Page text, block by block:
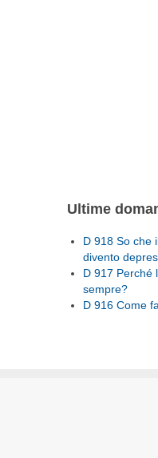
Ultime
D 918 So che
divento
D 917 Perché
sempre?
D 916 Come